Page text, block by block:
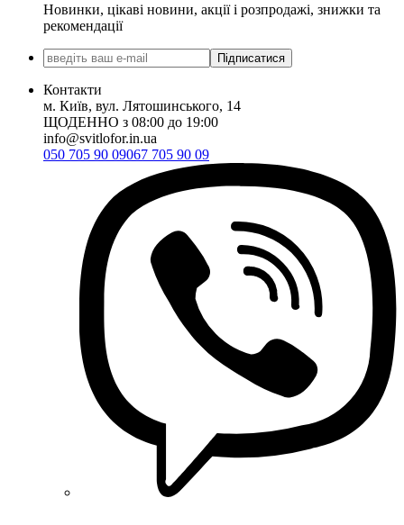
Новинки, цікаві новини, акції і розпродажі, знижки та
рекомендації
Підписатися
Контакти
м. Київ, вул. Лятошинського, 14
ЩОДЕННО з 08:00 до 19:00
info@svitlofor.in.ua
050 705 90 09067 705 90 09